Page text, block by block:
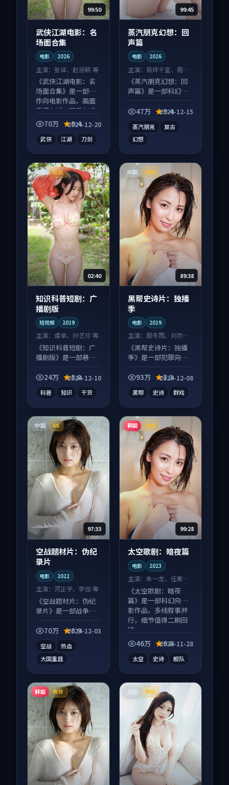
99:50
武侠江湖电影：名
场面合集
电影 2026
主演： 张译、赵丽颖 等
《武侠江湖电影：名
场面合集》是一部动
作向电影作品，画面
质感在线，配乐与镜
头配合度高。
70万 9.4
2024-12-20
武侠 江湖 刀剑
99:45
蒸汽朋克幻想：回
声篇
电影 2026
主演： 易烊千玺、周冬
雨 等
《蒸汽朋克幻想：回
声篇》是一部科幻向
并行，细节值得二刷
47万 9.4
2024-12-15
蒸汽朋克
复古
幻想
美国 杜比
02:40
知识科普短剧：广
播剧版
短视频 2019
主演： 谭卓、孙艺珍 等
《知识科普短剧：广
播剧版》是一部悬疑
讨论度高，适合配弹
24万 8.8
2024-12-10
科普 知识 干货
中国 院线
89:38
黑帮史诗片：独播
季
电影 2019
主演： 周冬雨、刘亦菲
等
《黑帮史诗片：独播
季》是一部犯罪向电
行，细节值得二刷回
93万 7.3
2024-12-08
黑帮 史诗 群戏
中国 4K
97:33
空战题材片：伪纪
录片
电影 2022
主演： 河正宇、李现 等
《空战题材片：伪纪
录片》是一部战争向
端观看，细节更丰
70万 8.9
2024-12-03
空战
热血
大国重器
韩国 完结
99:28
太空歌剧：暗夜篇
电影 2023
主演：朱一龙、任素汐
等
《太空歌剧：暗夜
篇》是一部科幻向电
影作品，多线叙事并
行，细节值得二刷回
味。
46万
9.8
2024-11-28
太空 史诗 舰队
韩国 高分 完结